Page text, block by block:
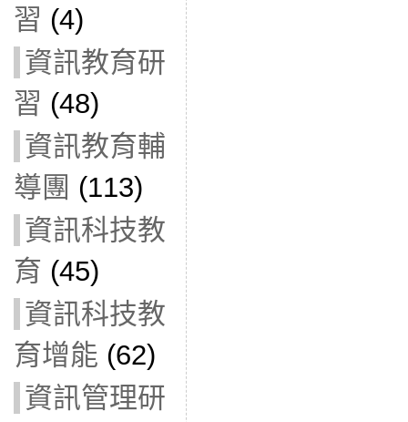
習 (4)
資訊教育研
習 (48)
資訊教育輔
導團 (113)
資訊科技教
育 (45)
資訊科技教
育增能 (62)
資訊管理研